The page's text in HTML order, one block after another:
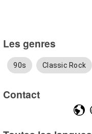
Les genres
90s Classic Rock
Contact